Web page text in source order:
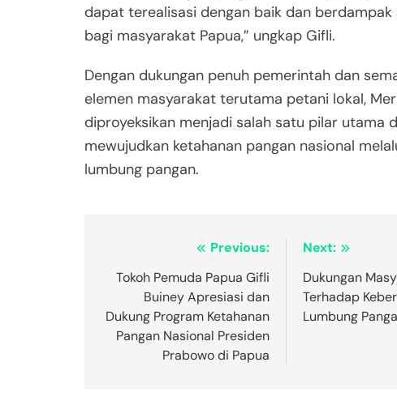
dapat terealisasi dengan baik dan berdampak
bagi masyarakat Papua,” ungkap Gifli.
Dengan dukungan penuh pemerintah dan
elemen masyarakat terutama petani lokal,
diproyeksikan menjadi salah satu pilar utama
mewujudkan ketahanan pangan nasional
lumbung pangan.
navigation
Previous:
Tokoh Pemuda Papua Gifli
Buiney Apresiasi dan
Dukung Program Ketahanan
Pangan Nasional Presiden
Prabowo di Papua
Next:
Dukungan
Terhadap
Lumbung